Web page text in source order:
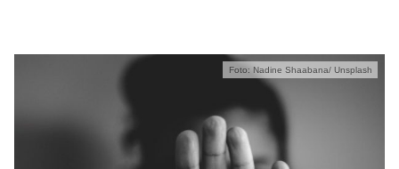
Foto: Nadine Shaabana/ Unsplash